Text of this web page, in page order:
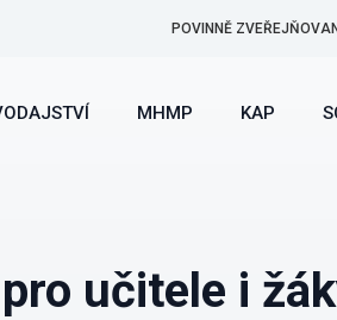
POVINNĚ
MHMP KAP
učitele i